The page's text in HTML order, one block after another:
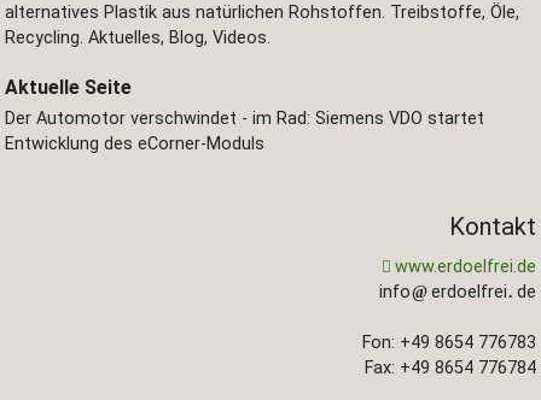
alternatives Plastik aus natürlichen Rohstoffen. Treibstoffe, Öle,
Recycling. Aktuelles, Blog, Videos.
Aktuelle Seite
Der Automotor verschwindet - im Rad: Siemens VDO startet
Entwicklung des eCorner-Moduls
Kontakt
www.erdoelfrei.de
info
erdoelfrei de
Fon: +49 8654 776783
Fax: +49 8654 776784